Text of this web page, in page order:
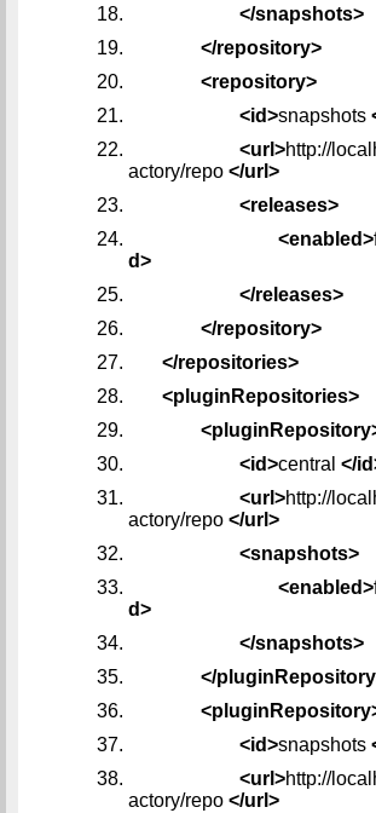
</snapshots>
</repository>
<repository>
<id>snapshots
<url>http://
actory/repo </url>
<releases>
<enabled>
d>
</releases>
</repository>
</repositories>
<pluginRepositories>
<id>central </
<url>http://
actory/repo </url>
<snapshots>
<enabled>
d>
</snapshots>
</
<id>snapshots
<url>http://
actory/repo </url>